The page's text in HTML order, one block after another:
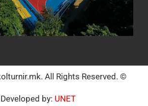
All Rights Reserved. ©
Developed by: UNET